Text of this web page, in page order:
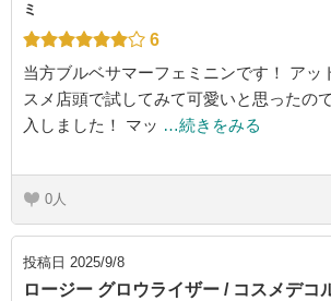
ミ
6
当方ブルベサマーフェミニンです！ アッ
スメ店頭で試してみて可愛いと思ったの
入しました！ マッ …続きをみる
0
投稿日 2025/9/8
ロージー グロウライザー / コスメデコ